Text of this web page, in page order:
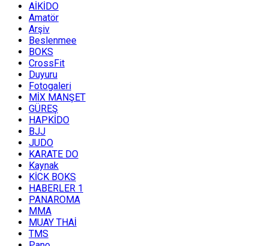
AİKİDO
Amatör
Arşiv
Beslenmee
BOKS
CrossFit
Duyuru
Fotogaleri
MİX MANŞET
GÜREŞ
HAPKİDO
BJJ
JUDO
KARATE DO
Kaynak
KİCK BOKS
HABERLER 1
PANAROMA
MMA
MUAY THAİ
TMS